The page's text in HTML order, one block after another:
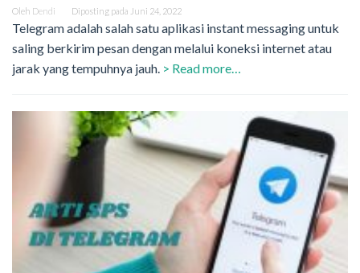
Oleh Dendi Diposting pada Juni 24, 2022
Telegram adalah salah satu aplikasi instant messaging untuk
saling berkirim pesan dengan melalui koneksi internet atau
jarak yang tempuhnya jauh. > Read more…